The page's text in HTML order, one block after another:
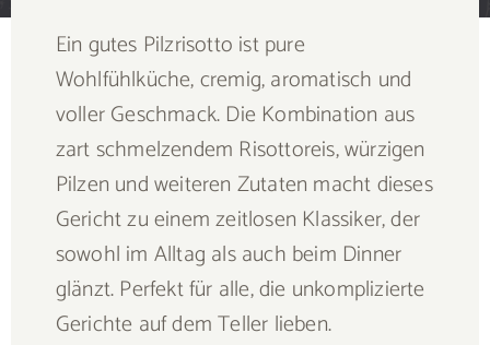
Portfolio
Galerie
Rezept senden
Ein gutes Pilzrisotto ist pure
Wohlfühlküche, cremig, aromatisch und
voller Geschmack. Die Kombination aus
zart schmelzendem Risottoreis, würzigen
Pilzen und weiteren Zutaten macht dieses
Gericht zu einem zeitlosen Klassiker, der
sowohl im Alltag als auch beim Dinner
glänzt. Perfekt für alle, die unkomplizierte
Gerichte auf dem Teller lieben.